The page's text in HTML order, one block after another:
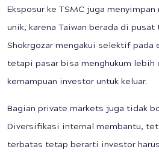
Eksposur ke TSMC juga
unik, karena Taiwan berada di
Shokrgozar mengakui selektif pada
tetapi pasar bisa menghukum lebih
kemampuan investor untuk keluar.
Bagian private markets juga tidak
Diversifikasi internal membantu,
terbatas tetap berarti investor